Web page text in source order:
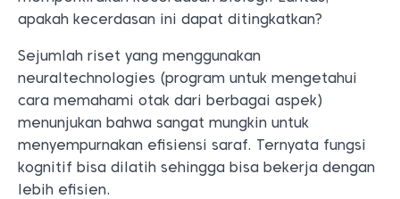
apakah kecerdasan ini dapat ditingkatkan?
Sejumlah riset yang menggunakan
neuraltechnologies (program untuk mengetahui
cara memahami otak dari berbagai aspek)
menunjukan bahwa sangat mungkin untuk
menyempurnakan efisiensi saraf. Ternyata fungsi
kognitif bisa dilatih sehingga bisa bekerja dengan
lebih efisien.